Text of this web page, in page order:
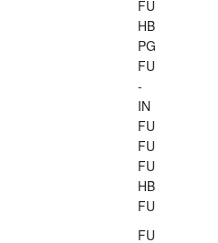
FU
HB
PG
FU
-
IN
FU
FU
FU
HB
FU
FU